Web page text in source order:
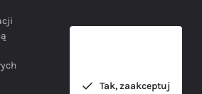
zakupy gwarantowane!
Tak, zaakceptuj